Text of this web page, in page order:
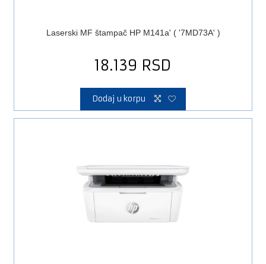
Laserski MF štampač HP M141a' ( '7MD73A' )
18.139 RSD
Dodaj u korpu